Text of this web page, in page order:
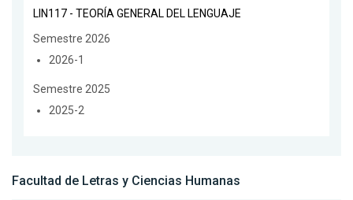
LIN117 - TEORÍA GENERAL DEL LENGUAJE
Semestre 2026
2026-1
Semestre 2025
2025-2
Facultad de Letras y Ciencias Humanas